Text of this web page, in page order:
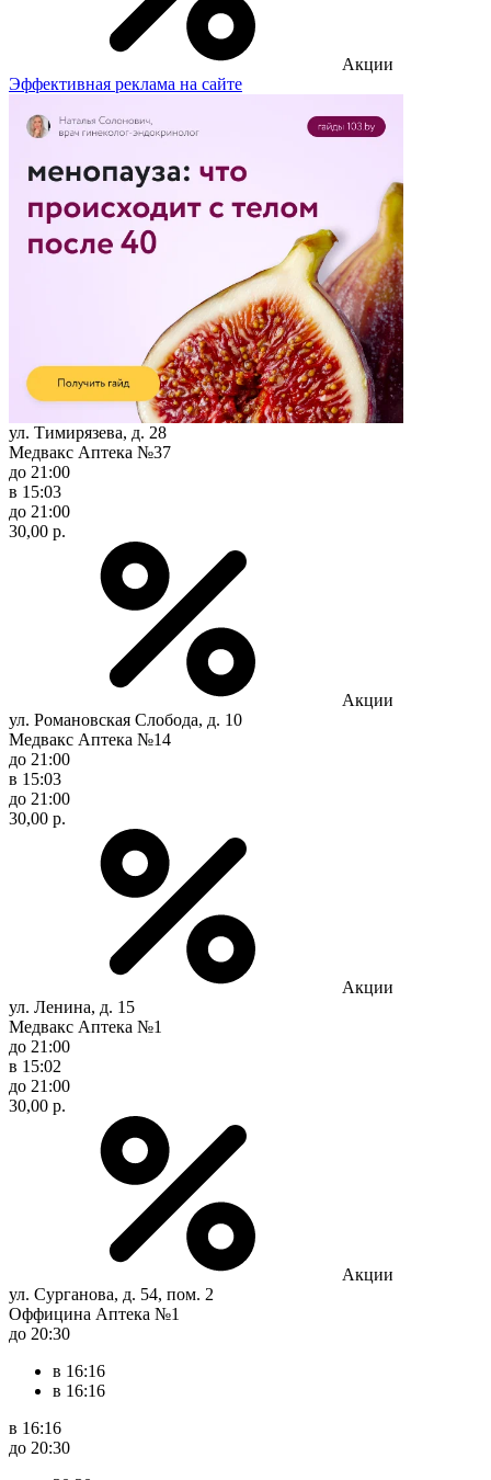
Акции
Эффективная реклама на сайте
ул. Тимирязева, д. 28
Медвакс Аптека №37
до 21:00
в 15:03
до 21:00
30,00 р.
Акции
ул. Романовская Слобода, д. 10
Медвакс Аптека №14
до 21:00
в 15:03
до 21:00
30,00 р.
Акции
ул. Ленина, д. 15
Медвакс Аптека №1
до 21:00
в 15:02
до 21:00
30,00 р.
Акции
ул. Сурганова, д. 54, пом. 2
Оффицина Аптека №1
до 20:30
в 16:16
в 16:16
в 16:16
до 20:30